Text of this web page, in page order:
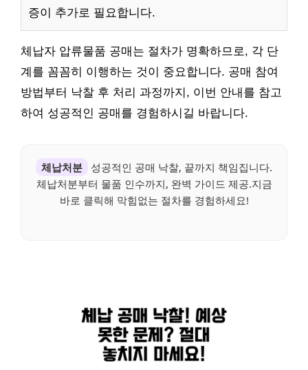
증이 추가로 필요합니다.
체납자 압류물품 공매는 절차가 명확하므로, 각 단
계를 꼼꼼히 이행하는 것이 중요합니다. 공매 참여
방법부터 낙찰 후 처리 과정까지, 이번 안내를 참고
하여 성공적인 공매를 경험하시길 바랍니다.
체납처분
성공적인 공매 낙찰, 끝까지 책임집니다.
체납처분부터 물품 인수까지, 완벽 가이드 제공.지금
바로 클릭해 막힘없는 절차를 경험하세요!